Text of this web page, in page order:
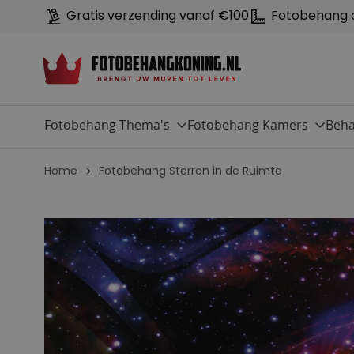
Gratis verzending vanaf €100 Fotobehang
Fotobehang Thema's Fotobehang Kamers
Home Fotobehang Sterren in de Ruimte